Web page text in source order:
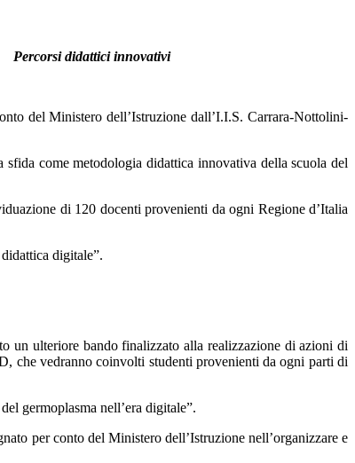
Percorsi didattici innovativi
del Ministero dell’Istruzione dall’I.I.S. Carrara-Nottolini-
come metodologia didattica innovativa della scuola del
di 120 docenti provenienti da ogni Regione d’Italia
digitale”.
un ulteriore bando finalizzato alla realizzazione di azioni di
che vedranno coinvolti studenti provenienti da ogni parti di
germoplasma nell’era digitale”.
per conto del Ministero dell’Istruzione nell’organizzare e